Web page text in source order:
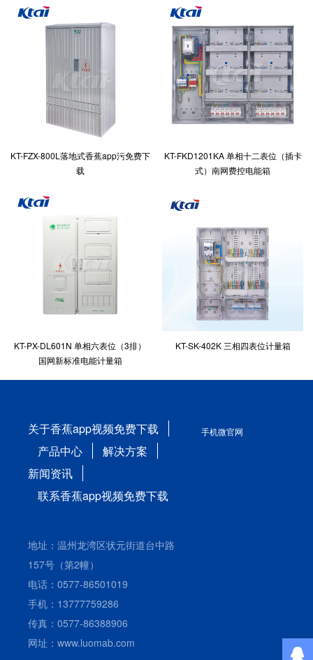
KT-FZX-800L落地式香蕉app污免费下
载
KT-FKD1201KA 单相十二表位（插卡
式）南网费控电能箱
KT-PX-DL601N 单相六表位（3排）
国网新标准电能计量箱
KT-SK-402K 三相四表位计量箱
关于香蕉app视频免费下载
产品中心
解决方案
新闻资讯
联系香蕉app视频免费下载
地址：温州龙湾区状元街道台中路
157号（第2幢）
电话：0577-86501019
手机：13777759286
传真：0577-86388906
网址：www.luomab.com
手机微官网